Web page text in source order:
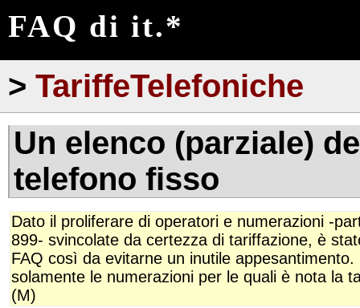
FAQ di it.*
> TariffeTelefoniche
Un elenco (parziale)
telefono fisso
Dato il proliferare di operatori e numerazioni -
899- svincolate da certezza di tariffazione, è
FAQ così da evitarne un inutile
solamente le numerazioni per le quali è nota la
(M)